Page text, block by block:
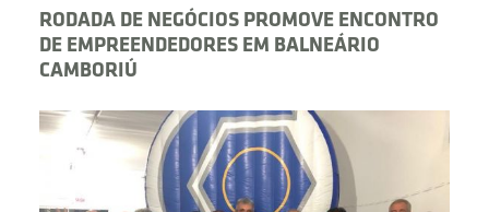
RODADA DE NEGÓCIOS PROMOVE ENCONTRO
DE EMPREENDEDORES EM BALNEÁRIO
CAMBORIÚ